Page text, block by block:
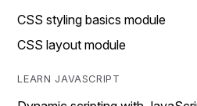
CSS styling basics module
CSS layout module
LEARN JAVASCRIPT